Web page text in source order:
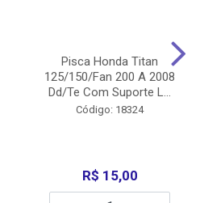
Pisca Honda Titan
125/150/Fan 200 A 2008
Dd/Te Com Suporte L...
Código: 18324
R$ 15,00